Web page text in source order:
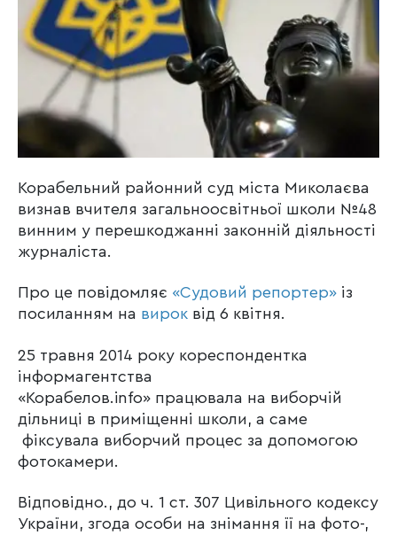
Корабельний районний суд міста Миколаєва
визнав вчителя загальноосвітньої школи №48
винним у перешкоджанні законній діяльності
журналіста.
Про це повідомляє «Судовий репортер» із
посиланням на вирок від 6 квітня.
25 травня 2014 року кореспондентка
інформагентства
«Корабелов.info» працювала на виборчій
дільниці в приміщенні школи, а саме
фіксувала виборчий процес за допомогою
фотокамери.
Відповідно., до ч. 1 ст. 307 Цивільного кодексу
України, згода особи на знімання її на фото-,